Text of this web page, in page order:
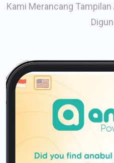
Kami Merancang